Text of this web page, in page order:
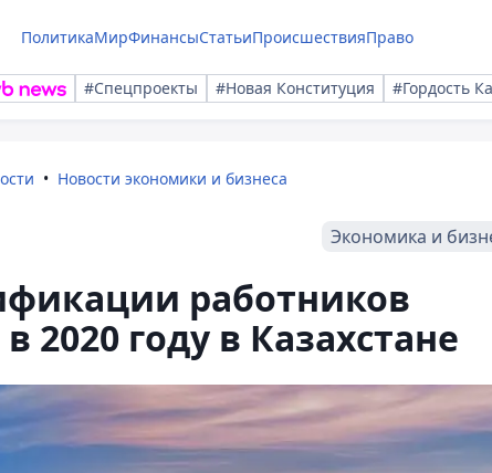
ПолитикаМирФинансыСтатьиПроисшествияПраво
#Спецпроекты #Новая Конституция #Гордость
Новости экономики и бизнеса
Экономика и
работников
2020 году в Казахстане